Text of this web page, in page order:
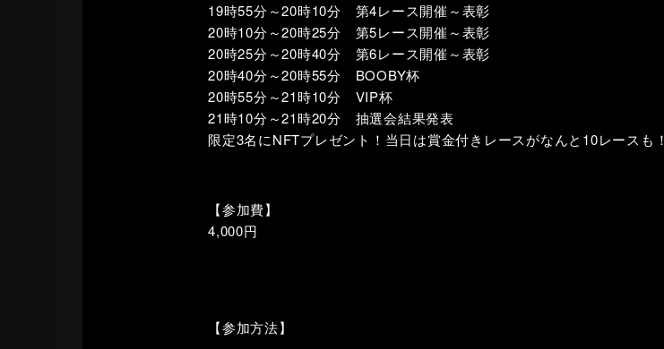
19時55分～20時10分 第4レース開催～表彰
20時10分～20時25分 第5レース開催～表彰
20時25分～20時40分 第6レース開催～表彰
20時40分～20時55分 BOOBY杯
20時55分～21時10分 VIP杯
21時10分～21時20分 抽選会結果発表
限定3名にNFTプレゼント！当日は賞金付きレースがなんと10レースも！
【参加費】
4,000円
【参加方法】